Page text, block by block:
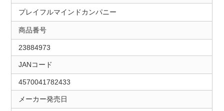
プレイフルマインドカンパニー
商品番号
23884973
JANコード
4570041782433
メーカー発売日